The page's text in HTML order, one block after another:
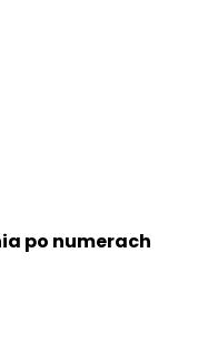
po numerach